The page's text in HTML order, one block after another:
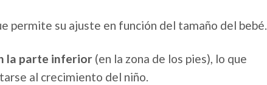
permite su ajuste en función del tamaño del bebé.
la parte inferior (en la zona de los pies), lo que
al crecimiento del niño.